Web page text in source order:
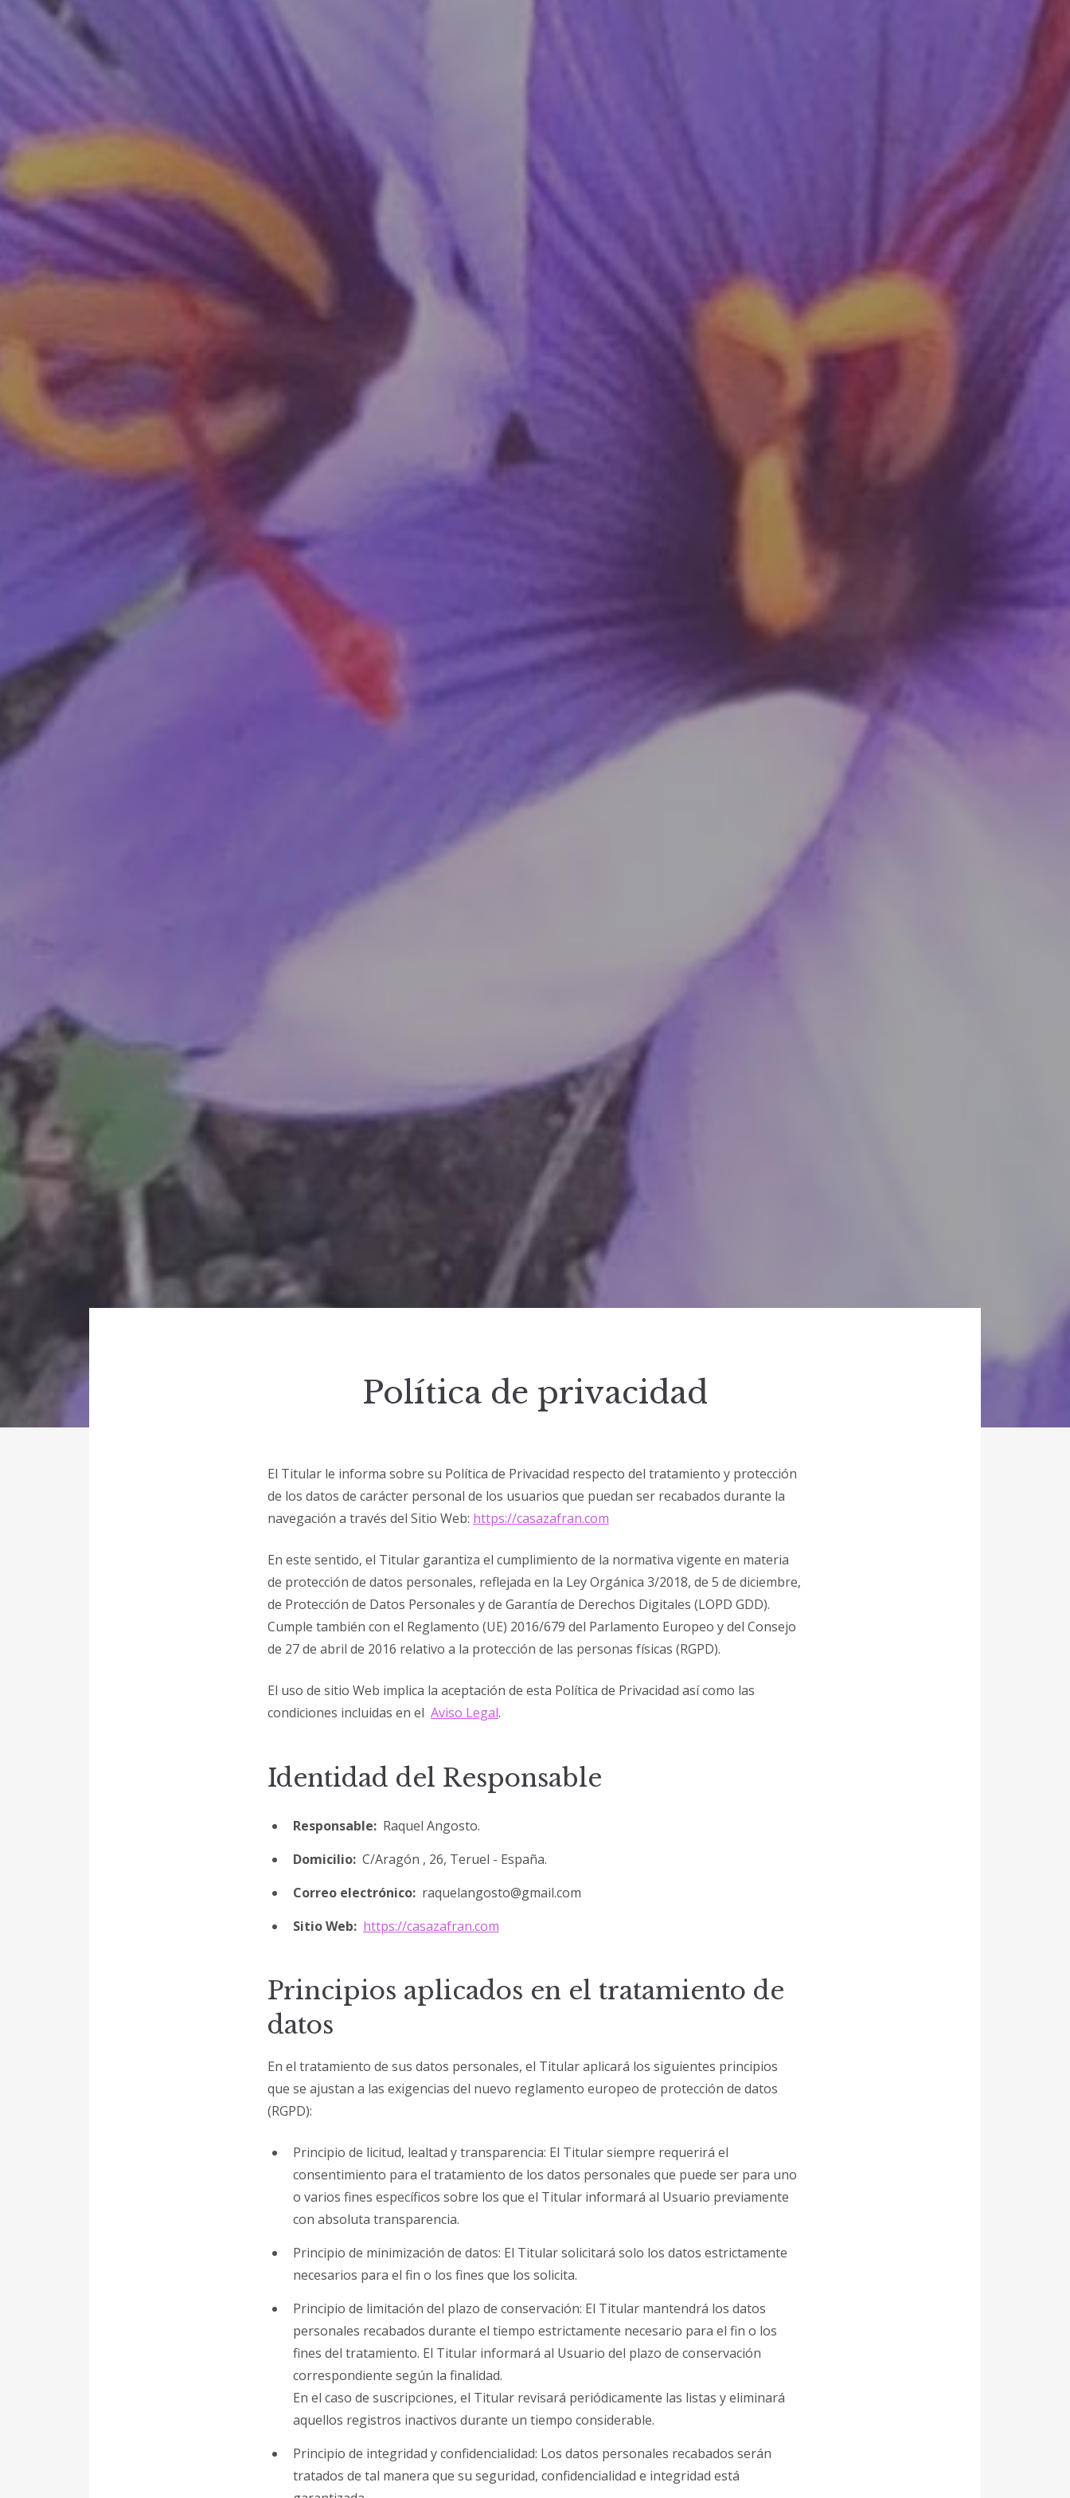
Política de privacidad
El Titular le informa sobre su Política de Privacidad respecto del tratamiento y protección
de los datos de carácter personal de los usuarios que puedan ser recabados durante la
navegación a través del Sitio Web: https://casazafran.com
En este sentido, el Titular garantiza el cumplimiento de la normativa vigente en materia
de protección de datos personales, reflejada en la Ley Orgánica 3/2018, de 5 de diciembre,
de Protección de Datos Personales y de Garantía de Derechos Digitales (LOPD GDD).
Cumple también con el Reglamento (UE) 2016/679 del Parlamento Europeo y del Consejo
de 27 de abril de 2016 relativo a la protección de las personas físicas (RGPD).
El uso de sitio Web implica la aceptación de esta Política de Privacidad así como las
condiciones incluidas en el Aviso Legal.
Identidad del Responsable
Responsable: Raquel Angosto.
Domicilio: C/Aragón , 26, Teruel - España.
Correo electrónico: raquelangosto@gmail.com
Sitio Web: https://casazafran.com
Principios aplicados en el tratamiento de
datos
En el tratamiento de sus datos personales, el Titular aplicará los siguientes principios
que se ajustan a las exigencias del nuevo reglamento europeo de protección de datos
(RGPD):
Principio de licitud, lealtad y transparencia: El Titular siempre requerirá el
consentimiento para el tratamiento de los datos personales que puede ser para uno
o varios fines específicos sobre los que el Titular informará al Usuario previamente
con absoluta transparencia.
Principio de minimización de datos: El Titular solicitará solo los datos estrictamente
necesarios para el fin o los fines que los solicita.
Principio de limitación del plazo de conservación: El Titular mantendrá los datos
personales recabados durante el tiempo estrictamente necesario para el fin o los
fines del tratamiento. El Titular informará al Usuario del plazo de conservación
correspondiente según la finalidad.
En el caso de suscripciones, el Titular revisará periódicamente las listas y eliminará
aquellos registros inactivos durante un tiempo considerable.
Principio de integridad y confidencialidad: Los datos personales recabados serán
tratados de tal manera que su seguridad, confidencialidad e integridad está